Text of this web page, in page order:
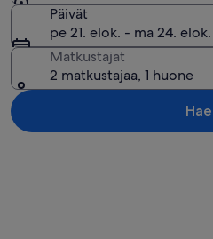
Päivät
pe 21. elok. - ma 24. elok.
Matkustajat
2 matkustajaa, 1 huone
Hae